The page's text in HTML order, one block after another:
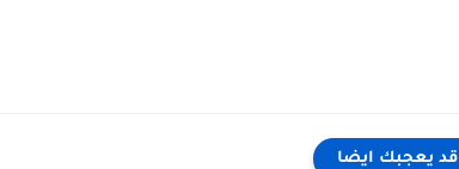
قد يعجبك ايضا